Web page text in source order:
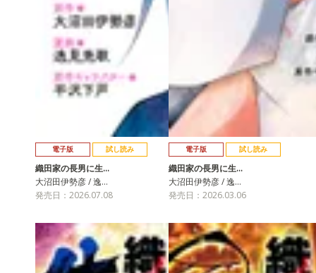
電子版 試し読み
織田家の長男に生…
大沼田伊勢彦 / 逸…
発売日：2026.07.08
電子版 試し読み
織田家の長男に生…
大沼田伊勢彦 / 逸…
発売日：2026.03.06